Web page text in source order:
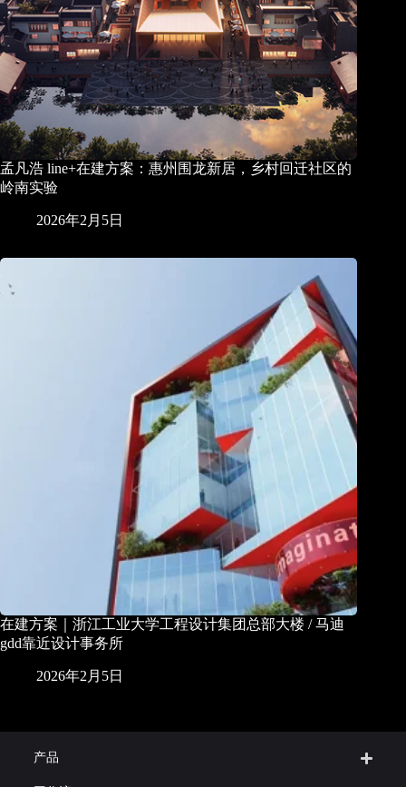
孟凡浩 line+在建方案：惠州围龙新居，乡村回迁社区的
岭南实验
2026年2月5日
在建方案｜浙江工业大学工程设计集团总部大楼 / 马迪
gdd靠近设计事务所
2026年2月5日
产品